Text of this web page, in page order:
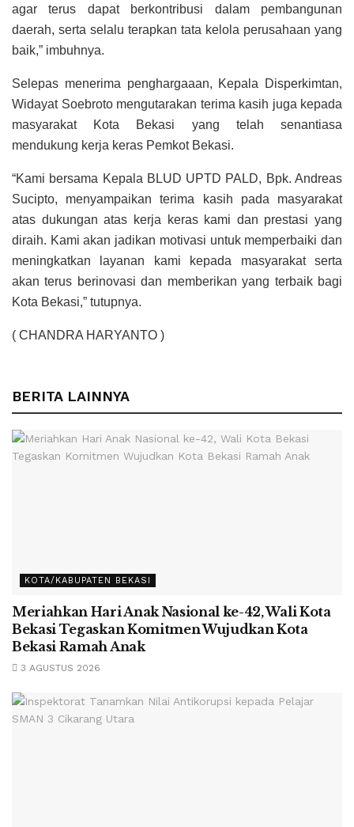
agar terus dapat berkontribusi dalam pembangunan
daerah, serta selalu terapkan tata kelola perusahaan yang
baik,” imbuhnya.
Selepas menerima penghargaaan, Kepala Disperkimtan,
Widayat Soebroto mengutarakan terima kasih juga kepada
masyarakat Kota Bekasi yang telah senantiasa
mendukung kerja keras Pemkot Bekasi.
“Kami bersama Kepala BLUD UPTD PALD, Bpk. Andreas
Sucipto, menyampaikan terima kasih pada masyarakat
atas dukungan atas kerja keras kami dan prestasi yang
diraih. Kami akan jadikan motivasi untuk memperbaiki dan
meningkatkan layanan kami kepada masyarakat serta
akan terus berinovasi dan memberikan yang terbaik bagi
Kota Bekasi,” tutupnya.
( CHANDRA HARYANTO )
BERITA LAINNYA
KOTA/KABUPATEN BEKASI
Meriahkan Hari Anak Nasional ke-42, Wali Kota
Bekasi Tegaskan Komitmen Wujudkan Kota
Bekasi Ramah Anak
3 AGUSTUS 2026